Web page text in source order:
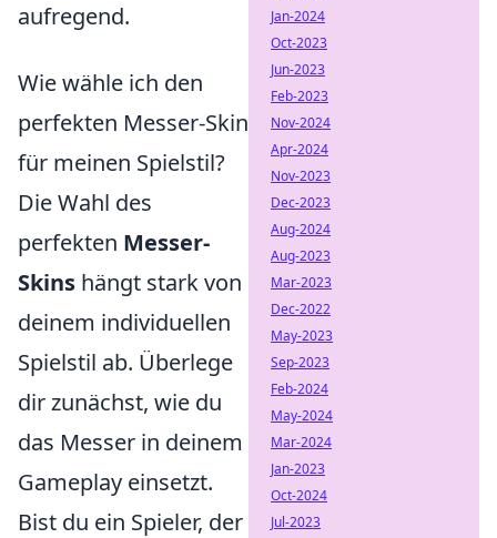
aufregend.
Wie wähle ich den
perfekten Messer-Skin
für meinen Spielstil?
Die Wahl des
perfekten Messer-
Skins hängt stark von
deinem individuellen
Spielstil ab. Überlege
dir zunächst, wie du
das Messer in deinem
Gameplay einsetzt.
Bist du ein Spieler, der
Jan-2024
Oct-2023
Jun-2023
Feb-2023
Nov-2024
Apr-2024
Nov-2023
Dec-2023
Aug-2024
Aug-2023
Mar-2023
Dec-2022
May-2023
Sep-2023
Feb-2024
May-2024
Mar-2024
Jan-2023
Oct-2024
Jul-2023